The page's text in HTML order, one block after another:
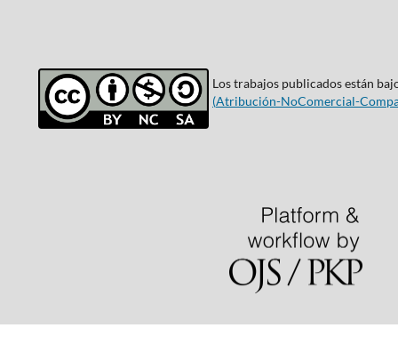
Los trabajos publicados están
(Atribución-NoComercial-